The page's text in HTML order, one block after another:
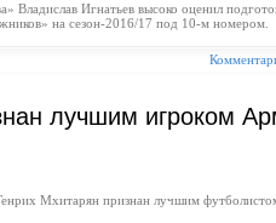
Владислав Игнатьев высоко оценил
на сезон-2016/17 под 10-м номером.
лучшим игроком
Мхитарян признан лучшим